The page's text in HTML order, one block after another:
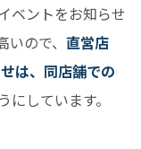
ベントをお知らせ
ので、 直営店
は、同店舗での
にしています。